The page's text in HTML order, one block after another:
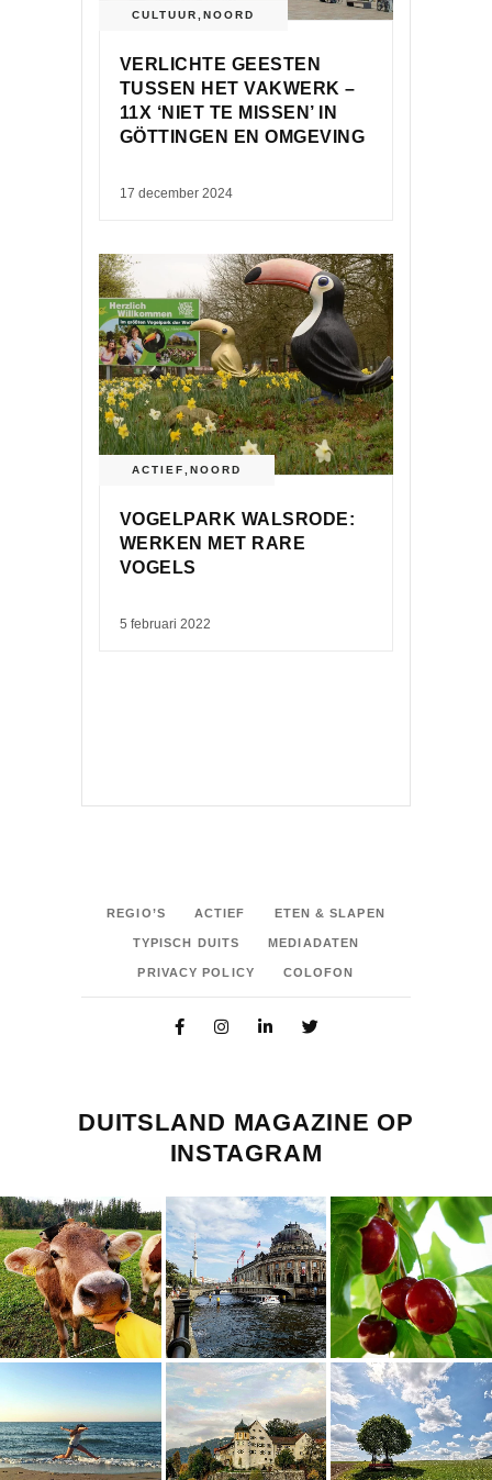
CULTUUR NOORD
VERLICHTE GEESTEN
TUSSEN HET VAKWERK –
11X ‘NIET TE MISSEN’ IN
GÖTTINGEN EN OMGEVING
17 december 2024
ACTIEF NOORD
VOGELPARK WALSRODE:
WERKEN MET RARE
VOGELS
5 februari 2022
REGIO’S ACTIEF ETEN & SLAPEN
TYPISCH DUITS MEDIADATEN
PRIVACY POLICY COLOFON
DUITSLAND MAGAZINE OP
INSTAGRAM